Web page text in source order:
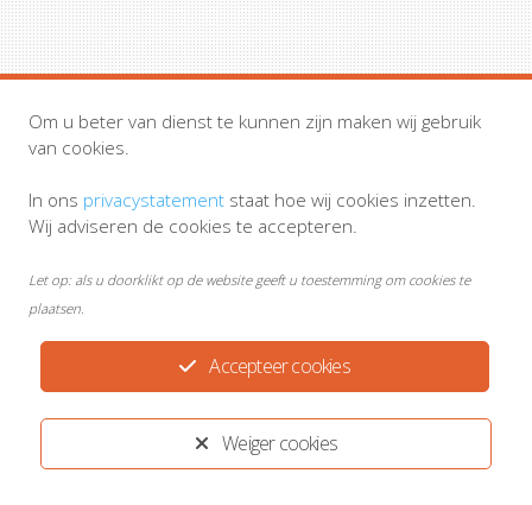
Weiger cookies
Accepteer cookies
Om u beter van dienst te kunnen zijn maken wij gebruik
van cookies.
In ons privacystatement staat hoe wij cookies inzetten.
Wij adviseren de cookies te accepteren.
Let op: als u doorklikt op de website geeft u toestemming om cookies te
plaatsen.